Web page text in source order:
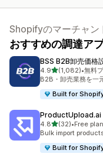
Shopifyのマーチャン
おすすめの調達ア
BSS B2B卸売価格
4.95つ星中
(1,082)
合計レビュー数：
•無料
B2B・卸売業務を一
Built for
4.85つ星中
(32)
合計レビュー数：32件
•Free
Bulk import
Built for